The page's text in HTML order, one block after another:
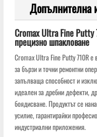
Допълнителна
Cromax Ultra Fine Putty
прецизно шпакловане
Cromax Ultra Fine Putty 710R е
за бързи и точни ремонтни
запълваща способност и
идеален за дребни дефекти,
боядисване. Продуктът се
усилие, гарантирайки
индустриални приложения.